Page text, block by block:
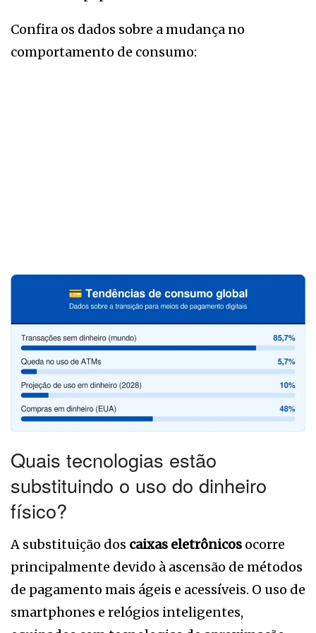
Confira os dados sobre a mudança no
comportamento de consumo:
Quais tecnologias estão
substituindo o uso do dinheiro
físico?
A substituição dos caixas eletrônicos ocorre
principalmente devido à ascensão de métodos
de pagamento mais ágeis e acessíveis. O uso de
smartphones e relógios inteligentes,